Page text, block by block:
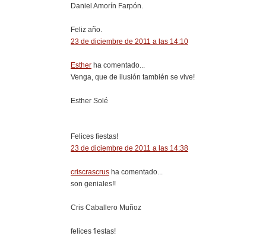
Daniel Amorín Farpón.
Feliz año.
23 de diciembre de 2011 a las 14:10
Esther ha comentado...
Venga, que de ilusión también se vive!
Esther Solé
Felices fiestas!
23 de diciembre de 2011 a las 14:38
criscrascrus ha comentado...
son geniales!!
Cris Caballero Muñoz
felices fiestas!